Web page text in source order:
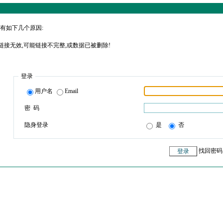
如下几个原因:
接无效,可能链接不完整,或数据已被删除!
登录
用户名 Email
密 码
隐身登录 是 否
找回密码